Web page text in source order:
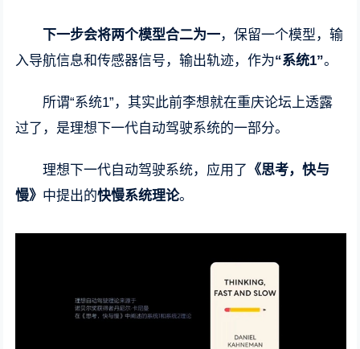
下一步会将两个模型合二为一，保留一个模型，输
入导航信息和传感器信号，输出轨迹，作为“系统1”。
所谓“系统1”，其实此前李想就在重庆论坛上透露
过了，是理想下一代自动驾驶系统的一部分。
理想下一代自动驾驶系统，应用了
《思考，快与
慢》 中提出的快慢系统理论。